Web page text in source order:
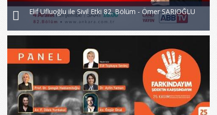
Elif Ufluoğlu ile Sivil Etki 82. Bölüm - Ömer SARIOĞLU